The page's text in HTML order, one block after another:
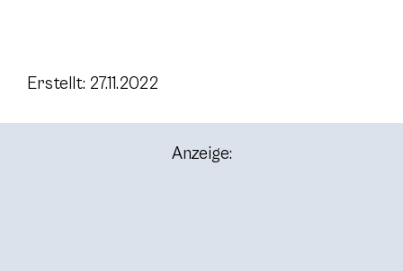
Erstellt: 27.11.2022
Anzeige: